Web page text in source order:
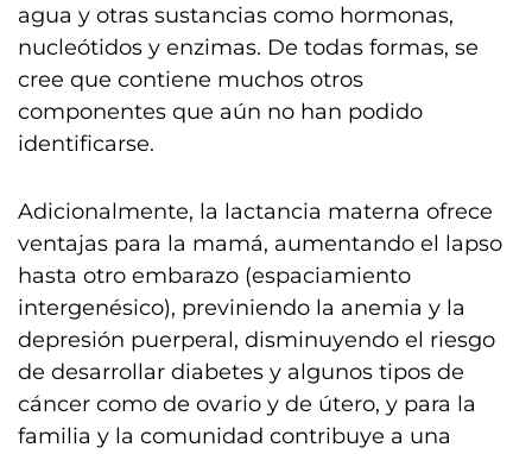
agua y otras sustancias como hormonas,
nucleótidos y enzimas. De todas formas, se
cree que contiene muchos otros
componentes que aún no han podido
identificarse.
Adicionalmente, la lactancia materna ofrece
ventajas para la mamá, aumentando el lapso
hasta otro embarazo (espaciamiento
intergenésico), previniendo la anemia y la
depresión puerperal, disminuyendo el riesgo
de desarrollar diabetes y algunos tipos de
cáncer como de ovario y de útero, y para la
familia y la comunidad contribuye a una